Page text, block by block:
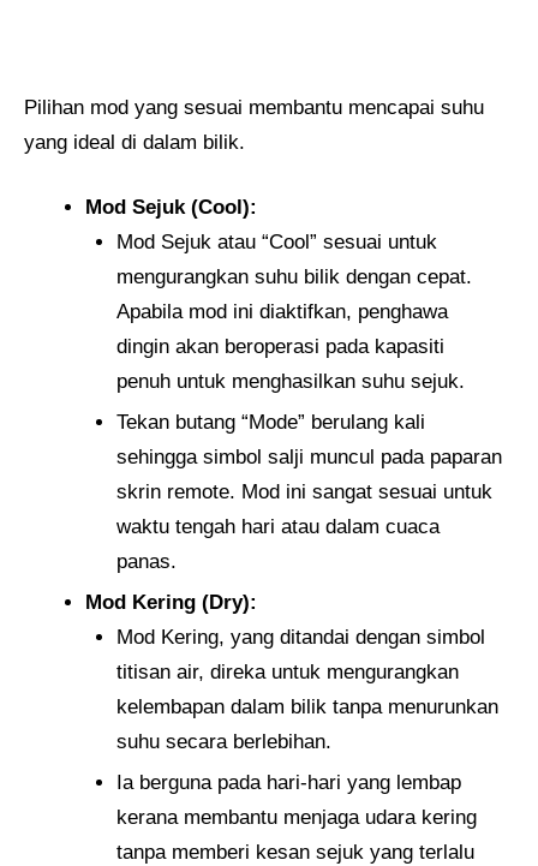
Pilihan mod yang sesuai membantu mencapai suhu
yang ideal di dalam bilik.
Mod Sejuk (Cool):
Mod Sejuk atau “Cool” sesuai untuk
mengurangkan suhu bilik dengan cepat.
Apabila mod ini diaktifkan, penghawa
dingin akan beroperasi pada kapasiti
penuh untuk menghasilkan suhu sejuk.
Tekan butang “Mode” berulang kali
sehingga simbol salji muncul pada paparan
skrin remote. Mod ini sangat sesuai untuk
waktu tengah hari atau dalam cuaca
panas.
Mod Kering (Dry):
Mod Kering, yang ditandai dengan simbol
titisan air, direka untuk mengurangkan
kelembapan dalam bilik tanpa menurunkan
suhu secara berlebihan.
Ia berguna pada hari-hari yang lembap
kerana membantu menjaga udara kering
tanpa memberi kesan sejuk yang terlalu